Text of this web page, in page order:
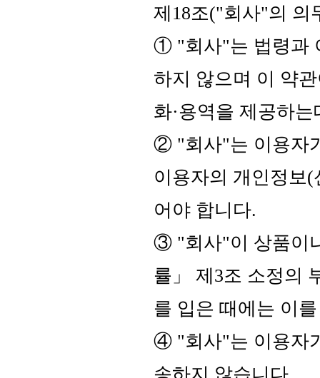
제18조("회사"의 의
① "회사"는 법령과
하지 않으며 이 약
화·용역을 제공하
② "회사"는 이용자
이용자의 개인정보
어야 합니다.
③ "회사"이 상품이
률」 제3조 소정의
를 입은 때에는 이
④ "회사"는 이용자